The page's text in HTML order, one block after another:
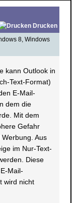
Drucken
8, Windows
kann Outlook in
Text-Format)
E-Mail-
dem die
Mit dem
Gefahr
Aus
im Nur-Text-
Diese
Mail-
wird nicht